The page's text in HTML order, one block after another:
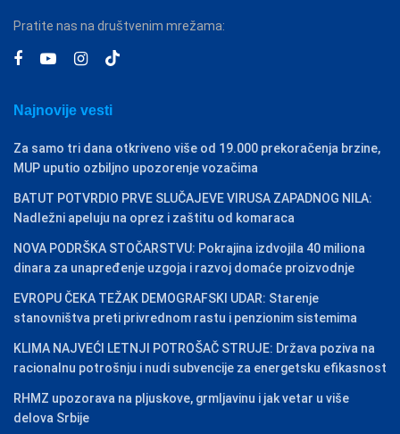
Pratite nas na društvenim mrežama:
Najnovije vesti
Za samo tri dana otkriveno više od 19.000 prekoračenja brzine,
MUP uputio ozbiljno upozorenje vozačima
BATUT POTVRDIO PRVE SLUČAJEVE VIRUSA ZAPADNOG NILA:
Nadležni apeluju na oprez i zaštitu od komaraca
NOVA PODRŠKA STOČARSTVU: Pokrajina izdvojila 40 miliona
dinara za unapređenje uzgoja i razvoj domaće proizvodnje
EVROPU ČEKA TEŽAK DEMOGRAFSKI UDAR: Starenje
stanovništva preti privrednom rastu i penzionim sistemima
KLIMA NAJVEĆI LETNJI POTROŠAČ STRUJE: Država poziva na
racionalnu potrošnju i nudi subvencije za energetsku efikasnost
RHMZ upozorava na pljuskove, grmljavinu i jak vetar u više
delova Srbije